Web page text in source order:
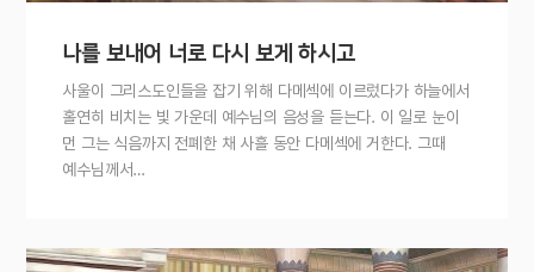
나를 보내어 너로 다시 보게 하시고
사울이 그리스도인들을 잡기 위해 다메섹에 이르렀다가 하늘에서
홀연히 비치는 빛 가운데 예수님의 음성을 듣는다. 이 일로 눈이
먼 그는 식음까지 전폐한 채 사흘 동안 다메섹에 거한다. 그때
예수님께서…